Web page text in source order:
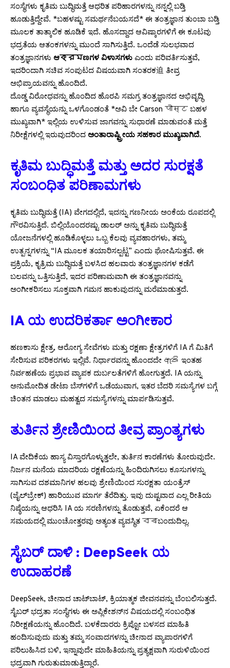
ಸಂಸ್ಥೆಗಳು ಕೃತಿಮ ಬುದ್ಧಿಮತ್ತೆ ಆಧರಿತ ಪರಿಹಾರಗಳನ್ನು ನನ್ನಲ್ಲಿ ಬಡ್ತಿ
ಹೂಡುತ್ತಿದ್ದೇವೆ. *ಬಹಳಷ್ಟು ಸಮರ್ಥನೆಬಯಸದೆ* ಈ ತಂತ್ರಜ್ಞಾನ ತುಂಬಾ ಬಡ್ತಿ
ಮೂಲಕ ತಾತ್ಕಾಲಿಕ ಹೂಡಿಕೆ ಇದೆ. ಹೊಸದ್ದಾದ ಆವಿಷ್ಕಾರಗಳಿಗೆ ಈ ಕೂಟವು
ಭದ್ರತೆಯ ಆತಂಕಗಳನ್ನು ಮುಂದೆ ಸಾಗಿಸುತ್ತಿದೆ. ಒಂದೆಡೆ ಸುಲಭವಾದ
ತಂತ್ರಜ್ಞಾನಗಳು ಆক্রমಣಗಳ ವಿಳಾಸಗಳು ಎಂದು ಪರಿವರ್ತಿಸುತ್ತವೆ,
ಇದರಿಂದಾಗಿ ಸಚಿವ ಸಂಪುಟದ ವಿಷಯವಾಗಿ ಸಂತರಕ迫 ತೀವ್ರ
ಅಭಿಪ್ರಾಯವನ್ನು ಹೊಂದಿದೆ.
ದೊಡ್ಡ ವಿರೋಧವನ್ನು ಹೊಂದಿದ ಹೊರಪಿ ಸಮಗ್ರ ತಂತ್ರಜ್ಞಾನದ ಅಭಿವೃದ್ಧಿ
ಹಾಗೂ ವ್ಯವಸ್ಥೆಯನ್ನು ಒಳಗೊಂಡಂತೆ *ಅವಿ ಬೇ Carson पोस्ट ಬಹಳ
ಮುಖ್ಯವಾಗಿ* ಇಲ್ಲಿಯ ಉಳಿಸುವ ಜಾಗವನ್ನು ಸುಧಾರಣೆ ಮಾಡುವಂತೆ ಮತ್ತೆ
ನಿರೀಕ್ಷೆಗಳಲ್ಲಿ ಇರುವುದರಿಂದ ಅಂತಾರಾಷ್ಟ್ರೀಯ ಸಹಕಾರ ಮುಖ್ಯವಾಗಿದೆ.
ಕೃತಿಮ ಬುದ್ಧಿಮತ್ತೆ ಮತ್ತು ಅದರ ಸುರಕ್ಷತೆ
ಸಂಬಂಧಿತ ಪರಿಣಾಮಗಳು
ಕೃತಿಮ ಬುದ್ಧಿಮತ್ತೆ (IA) ವೇಗದಲ್ಲಿದೆ, ಇದನ್ನು ಗಣನೀಯ ಅಂಕೆಯ ರೂಪದಲ್ಲಿ
ಗೌರವಿಸುತ್ತಿದೆ. ಬಿಲ್ಲಿಯೊಂದರಷ್ಟು ಡಾಲರ್ ಅನ್ನು ಕೃತಿಮ ಬುದ್ಧಿಮತ್ತೆ
ಯೋಜನೆಗಳಲ್ಲಿ ಹೂಡಿಕೊಳ್ಳಲು ಒಬ್ಬ ಕೆಲವು ವ್ಯವಹಾರಗಳು, ತಮ್ಮ
ಉತ್ಪನ್ನಗಳನ್ನು “IA ಮೂಲಕ ತಯಾರಿಸಲ್ಪಟ್ಟ” ಎಂದು ಘೋಷಿಸುತ್ತವೆ. ಈ
ಪ್ರಕ್ರಿಯೆ, ಕೃತ್ರಿಮ ಬುದ್ಧಿಮತ್ತೆ ಬಳಸಿದ ಹಲವಾರು ತಂತ್ರಜ್ಞಾನಗಳ ಕಡೆಗೆ
ಬಲವನ್ನು ಒತ್ತಿಸುತ್ತಿದೆ, ಇದರ ಪರಿಣಾಮವಾಗಿ ಈ ತಂತ್ರಜ್ಞಾನವನ್ನು
ಅಂಗೀಕರಿಸಲು ಸೂಕ್ತವಾಗಿ ಗಮನ ಹಾಕುವುದನ್ನು ಮರೆಮಾಡುತ್ತದೆ.
IA ಯ ಉದರಿಕರ್ತಾ ಅಂಗೀಕಾರ
ಹಣಕಾಸು ಕ್ಷೇತ್ರ, ಆರೋಗ್ಯ ಸೇವೆಗಳು ಮತ್ತು ರಕ್ಷಣಾ ಕ್ಷೇತ್ರಗಳಿಗೆ IA ಗೆ ಮಿತಿಗೆ
ಸೇರಿಸುವ ಪರಿಕರಗಳು ಇಲ್ಲಿವೆ. ನಿರ್ಧಾರವನ್ನು ಹೊಂದದೇ ඇති ಇಂತಹ
ನಿರ್ವಹಣೆಯ ಪ್ರಭಾವ ವ್ಯಾಪಕ ದುರ್ಬಲತೆಗಳಿಗೆ ಹೋಗುತ್ತದೆ. IA ಯನ್ನು
ಅನುಮೋದಿತ ಡೇಟಾ ಬೆಸ್‌ಗಳಿಗೆ ಒಡೆಯುವಾಗ, ಇತರ ಬೆದರಿ ಸಮಸ್ಯೆಗಳ ಬಗ್ಗೆ
ಚಿಂತನ ಮಾಡಲು ಮಹತ್ವದ ಸಮಸ್ಯೆಗಳನ್ನು ಮಾರ್ಪಡಿಸುತ್ತವೆ.
ತುರ್ತಿನ ಶ್ರೇಣಿಯಿಂದ ತೀವ್ರ ಪ್ರಾಂತ್ಯಗಳು
IA ವೇದಿಕೆಯ ಹಾಸ್ಯ ವಿಸ್ತಾರಗೊಳ್ಳುತ್ತಲೇ, ತುರ್ತಿನ ಕಾರಣೆಗಳು ತೋರುವುದೇ.
ನಿರ್ಜನ ಮನೆಯ ಮಾದರಿಯ ರಕ್ಷಣೆಯನ್ನು ಹಿಂದಿರುಗಿಸಲು ಕೂಸುಗಳನ್ನು
ಸಾಗಿಸುವ ದಶಮಾನಿಗಳ ಹಲವು ಶ್ರೇಣಿಯಿಂದ ಸುರಕ್ಷತಾ ಯಂತ್ರೆಸ್
(ಜೈಲ್‌ಬ್ರೇಕ್) ಹಾರಿಯುವ ಮಾರ್ಗ ತೆರೆದಿತ್ತು. ಇವು ದುಷ್ಟವಾದ ಎಲ್ಲ ರೀತಿಯ
ನಿಷ್ಠೆಯನ್ನು ಆಧರಿಸಿ IA ಯ ಸರಣಿಗಳನ್ನು ತೊಡುತ್ತವೆ, ಏಕೆಂದರೆ ಆ
ಸಮಯದಲ್ಲಿ ಮುಂಚೋತ್ತರವು ಅತ್ಯಂತ ವ್ಯವಸ್ಥಿತ বৰಬಂದುದಿಲ್ಲ.
ಸೈಬರ್ ದಾಳಿ : DeepSeek ಯ
ಉದಾಹರಣೆ
DeepSeek, ಚೀನಾದ ಚಾಟ್‌ಬಾಟ್, ಕ್ರಿಯಾತ್ಮಕ ಜೀವನವನ್ನು ಬೆಂಬಲಿಸುತ್ತದೆ.
ಸೈಬರ್ ಭದ್ರತಾ ಸಂಸ್ಥೆಗಳು ಈ ಅಪ್ಲಿಕೇಶನ್‌ನ ವಿಷಯದಲ್ಲಿ ಸಂಬಂಧಿತ
ನಿರೀಕ್ಷಣೆಯನ್ನು ಹೊಂದಿದೆ. ಬಳಕೆದಾರರು ಕ್ರಿಪ್ಟೋ ಬಳಸದ ಮಾಹಿತಿ
ಹಂದಿಸುವುದು ಮತ್ತು ತಮ್ಮ ಸಂವಾದಗಳನ್ನು ಚೀನಾದ ವ್ಯಾಪಾರಗಳಿಗೆ
ಪರಿಲುಹಿಸಿದ ಬಳಿ, ಇನ್ನಾವುದೇ ಮಾಹಿತಿಯನ್ನು ಪ್ರತ್ಯಕ್ಷವಾಗಿ ಸುರುಳಿಯಿಂದ
ಭದ್ರವಾಗಿ ಗುರುತುಮಾಡುತ್ತಿದ್ದಾರೆ.